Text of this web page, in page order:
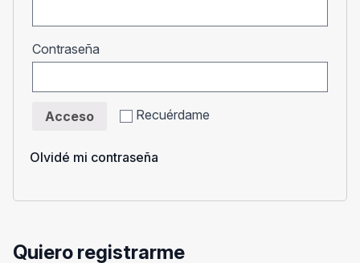
Contraseña
Recuérdame
Acceso
Olvidé mi contraseña
Quiero registrarme